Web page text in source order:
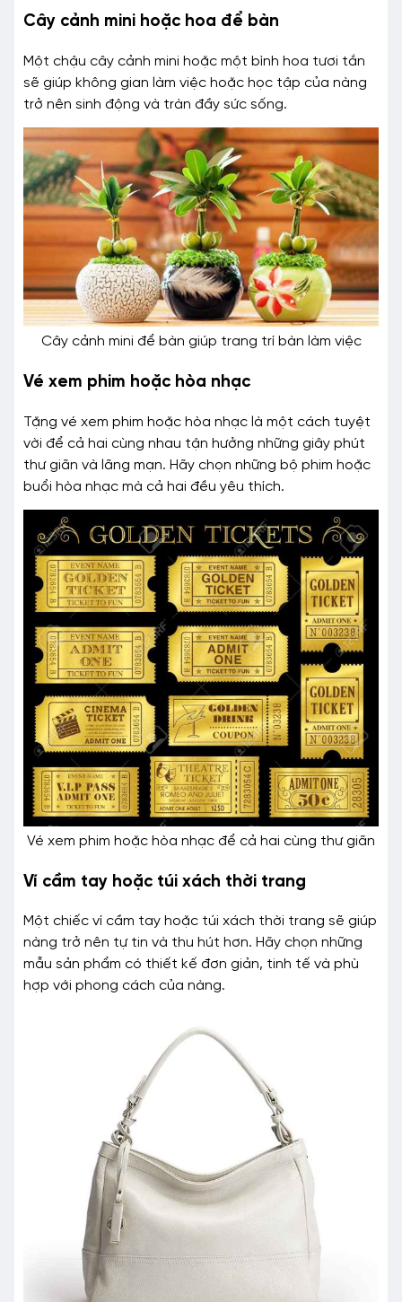
Cây cảnh mini hoặc hoa để bàn
Một chậu cây cảnh mini hoặc một bình hoa tươi tắn
sẽ giúp không gian làm việc hoặc học tập của nàng
trở nên sinh động và tràn đầy sức sống.
Cây cảnh mini để bàn giúp trang trí bàn làm việc
Vé xem phim hoặc hòa nhạc
Tặng vé xem phim hoặc hòa nhạc là một cách tuyệt
vời để cả hai cùng nhau tận hưởng những giây phút
thư giãn và lãng mạn. Hãy chọn những bộ phim hoặc
buổi hòa nhạc mà cả hai đều yêu thích.
Vé xem phim hoặc hòa nhạc để cả hai cùng thư giãn
Ví cầm tay hoặc túi xách thời trang
Một chiếc ví cầm tay hoặc túi xách thời trang sẽ giúp
nàng trở nên tự tin và thu hút hơn. Hãy chọn những
mẫu sản phẩm có thiết kế đơn giản, tinh tế và phù
hợp với phong cách của nàng.